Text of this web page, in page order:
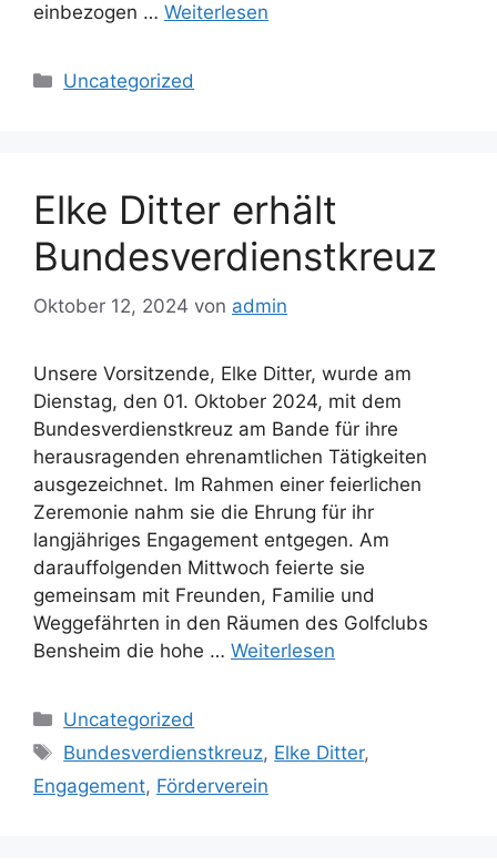
einbezogen … Weiterlesen
Kategorien
Uncategorized
Elke Ditter erhält
Bundesverdienstkreuz
Oktober 12, 2024 von admin
Unsere Vorsitzende, Elke Ditter, wurde am
Dienstag, den 01. Oktober 2024, mit dem
Bundesverdienstkreuz am Bande für ihre
herausragenden ehrenamtlichen Tätigkeiten
ausgezeichnet. Im Rahmen einer feierlichen
Zeremonie nahm sie die Ehrung für ihr
langjähriges Engagement entgegen. Am
darauffolgenden Mittwoch feierte sie
gemeinsam mit Freunden, Familie und
Weggefährten in den Räumen des Golfclubs
Bensheim die hohe … Weiterlesen
Kategorien
Uncategorized
Schlagwörter
Bundesverdienstkreuz, Elke Ditter,
Engagement, Förderverein